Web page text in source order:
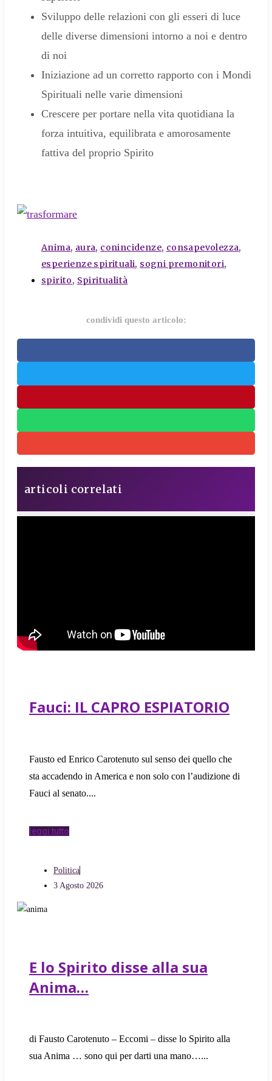
Sviluppo delle relazioni con gli esseri di luce
delle diverse dimensioni intorno a noi e dentro
di noi
Iniziazione ad un corretto rapporto con i Mondi
Spirituali nelle varie dimensioni
Crescere per portare nella vita quotidiana la
forza intuitiva, equilibrata e amorosamente
fattiva del proprio Spirito
tags
Anima, aura, conincidenze, consapevolezza,
esperienze spirituali, sogni premonitori,
spirito, Spiritualità
condividi questo articolo:
articoli correlati
Fauci: IL CAPRO ESPIATORIO
Fausto ed Enrico Carotenuto sul senso dei quello che
sta accadendo in America e non solo con l’audizione di
Fauci al senato.
leggi tutto
Politica
3 Agosto 2026
E lo Spirito disse alla sua
Anima…
di Fausto Carotenuto – Eccomi – disse lo Spirito alla
sua Anima … sono qui per darti una mano…